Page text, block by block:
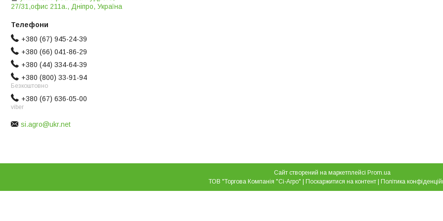
27/31,офис 211а., Дніпро, Україна
+380 (67) 945-24-39
+380 (66) 041-86-29
+380 (44) 334-64-39
+380 (800) 33-91-94
Безкоштовно
+380 (67) 636-05-00
viber
si.agro@ukr.net
Сайт створений на маркетплейсі Prom.ua
ТОВ "Торгова Компанія "Сі-Агро" | Поскаржитися на контент | Політика